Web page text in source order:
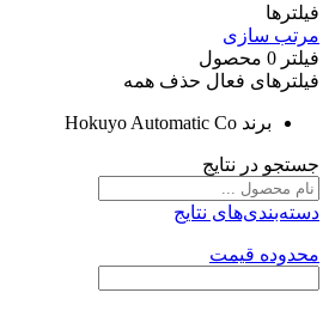
فیلترها
مرتب سازی
فیلتر 0 محصول
فیلترهای فعال حذف همه
برند Hokuyo Automatic Co
جستجو در نتایج
دسته‌بندی‌های نتایج
محدوده قیمت